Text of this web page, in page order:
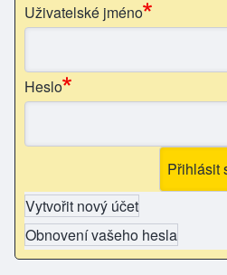
Uživatelské jméno
Heslo
Vytvořit nový účet
Obnovení vašeho hesla